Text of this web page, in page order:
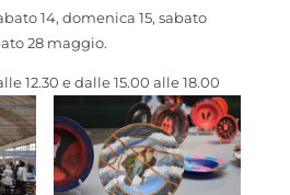
14, domenica 15, sabato
28 maggio.
12.30 e dalle 15.00 alle 18.00